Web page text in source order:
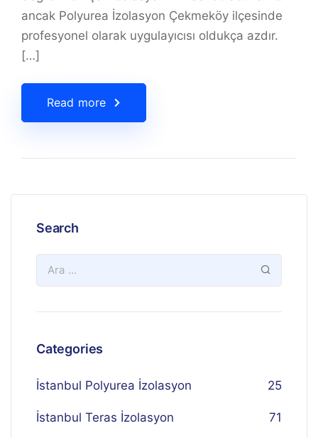
ancak Polyurea İzolasyon Çekmeköy ilçesinde
profesyonel olarak uygulayıcısı oldukça azdır.
[…]
Read more
Search
Categories
İstanbul Polyurea İzolasyon 25
İstanbul Teras İzolasyon 71